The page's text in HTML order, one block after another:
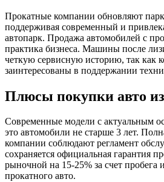
Прокатные компании обновляют
поддерживая современный и
автопарк. Продажа автомобилей с
практика бизнеса. Машины после
четкую сервисную историю, так как
заинтересованы в поддержании
Плюсы покупки авто
Современные модели с актуальным
это автомобили не старше 3 лет.
компании соблюдают регламент
сохраняется официальная гарантия
рыночной на 15-25% за счет пробега
прокатного авто.